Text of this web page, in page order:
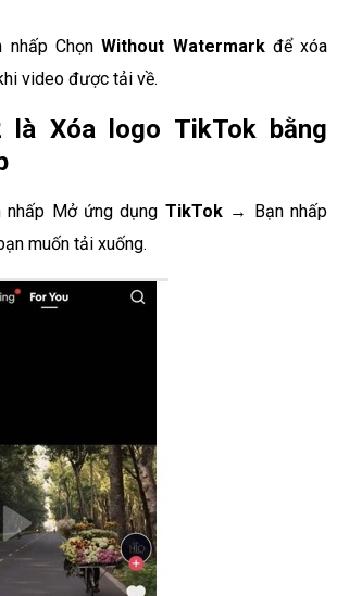
nhấp ChọnWithout Watermarkđể xóa
video được tải về.
là Xóa logo TikTok bằng
nhấp Mở ứng dụng TikTok→ Bạn nhấp
muốn tải xuống.